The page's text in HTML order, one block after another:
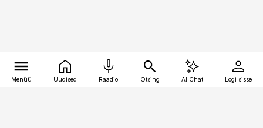
Menüü Uudised Raadio Otsing AI Chat Logi sisse